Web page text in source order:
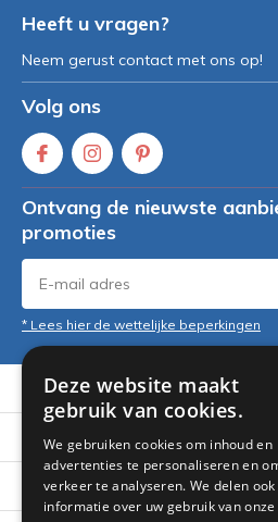
Heeft u vragen?
Neem gerust contact met ons op!
Volg ons
Ontvang de nieuwste
promoties
* Lees hier de wettelijke beperkingen
Klantenservice
Mijn account
Categorieën
Deze website maakt
gebruik van cookies.
We gebruiken cookies om inhoud en
advertenties te personaliseren en
verkeer te analyseren. We delen ook
informatie over uw gebruik van onze